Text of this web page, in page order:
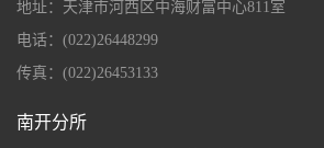
地址：天津市河西区中海财富中心811室
电话：(022)26448299
传真：(022)26453133
南开分所